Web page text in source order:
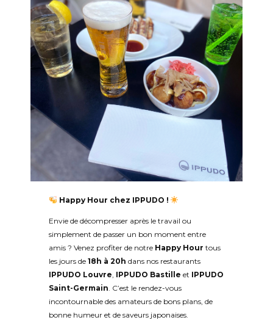
ramen incarne toute la gourmandise et la
générosité d’IPPUDO.
40 bols pour 40 ans de passion
, de goût,
d’arigato, de sourires, et surtout, de ramen
authentiques. Merci à tous d’avoir partagé ce
moment magique avec nous. Rendez-vous pour
Happy Hour chez IPPUDO !
Envie de décompresser après le travail ou
simplement de passer un bon moment entre
amis ? Venez profiter de notre Happy Hour tous
les jours de 18h à 20h dans nos restaurants
IPPUDO Louvre IPPUDO Bastille et IPPUDO
Saint-Germain . C’est le rendez-vous
incontournable des amateurs de bons plans, de
bonne humeur et de saveurs japonaises.